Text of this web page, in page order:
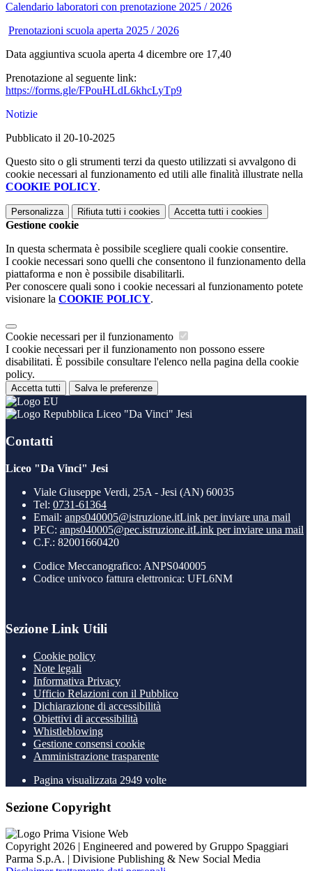
Calendario laboratori con prenotazione 2025 / 2026
Prenotazioni scuola aperta 2025 / 2026
Data aggiuntiva scuola aperta 4 dicembre ore 17,40
Prenotazione al seguente link:
https://forms.gle/FPouHLdL6khcLyTp9
Notizie
Pubblicato il 20-10-2025
Questo sito o gli strumenti terzi da questo utilizzati si avvalgono di
cookie necessari al funzionamento ed utili alle finalità illustrate nella
COOKIE POLICY.
Personalizza Rifiuta tutti i cookies Accetta tutti i cookies
Gestione cookie
In questa schermata è possibile scegliere quali cookie consentire.
I cookie necessari sono quelli che consentono il funzionamento della
piattaforma e non è possibile disabilitarli.
Per conoscere quali sono i cookie necessari al funzionamento potete
visionare la COOKIE POLICY.
Cookie necessari per il funzionamento
I cookie necessari per il funzionamento non possono essere
disabilitati. È possibile consultare l'elenco nella pagina della cookie
policy.
Accetta tutti Salva le preferenze
Liceo "Da Vinci" Jesi
Contatti
Liceo "Da Vinci" Jesi
Viale Giuseppe Verdi, 25A - Jesi (AN) 60035
Tel: 0731-61364
Email: anps040005@istruzione.itLink per inviare una mail
PEC: anps040005@pec.istruzione.itLink per inviare una mail
C.F.: 82001660420
Codice Meccanografico: ANPS040005
Codice univoco fattura elettronica: UFL6NM
Sezione Link Utili
Cookie policy
Note legali
Informativa Privacy
Ufficio Relazioni con il Pubblico
Dichiarazione di accessibilità
Obiettivi di accessibilità
Whistleblowing
Gestione consensi cookie
Amministrazione trasparente
Pagina visualizzata 2949 volte
Sezione Copyright
Copyright 2026 | Engineered and powered by Gruppo Spaggiari
Parma S.p.A. | Divisione Publishing & New Social Media